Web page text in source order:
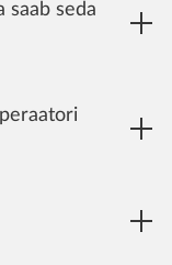
saab seda